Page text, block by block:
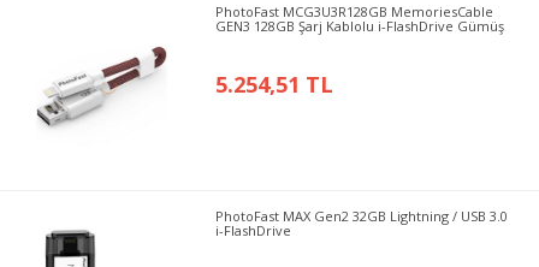
PhotoFast MCG3U3R128GB MemoriesCable
GEN3 128GB Şarj Kablolu i-FlashDrive Gümüş
5.254,51 TL
PhotoFast MAX Gen2 32GB Lightning / USB 3.0
i-FlashDrive